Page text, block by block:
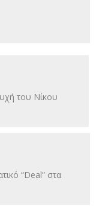
του Νίκου
“Deal” στα